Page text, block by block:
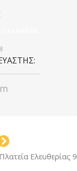
Πλατεία Ελευθερίας 9